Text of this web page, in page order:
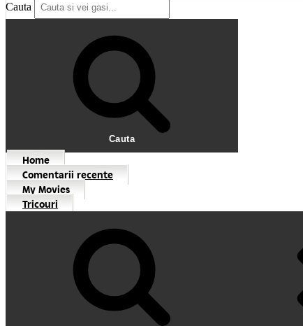
Cauta
Cauta
Home
Comentarii recente
My Movies
Tricouri